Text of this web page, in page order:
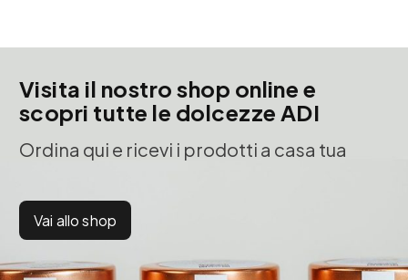
Visita il nostro shop online e
scopri tutte le dolcezze ADI
Ordina qui e ricevi i prodotti a casa tua
Vai allo shop